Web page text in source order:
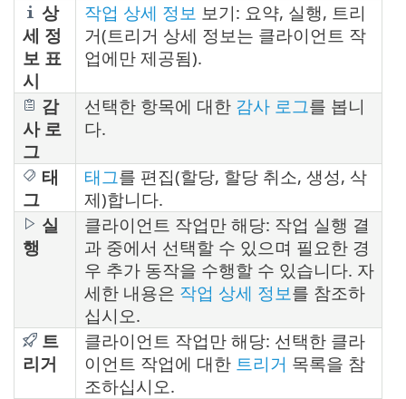
상
세 정
보 표
시
작업 상세 정보 보기: 요약, 실행, 트리
거(트리거 상세 정보는 클라이언트 작
업에만 제공됨).
감
사 로
그
선택한 항목에 대한 감사 로그를 봅니
다.
태
그
태그를 편집(할당, 할당 취소, 생성, 삭
제)합니다.
실
행
클라이언트 작업만 해당: 작업 실행 결
과 중에서 선택할 수 있으며 필요한 경
우 추가 동작을 수행할 수 있습니다. 자
세한 내용은 작업 상세 정보를 참조하
십시오.
트
리거
클라이언트 작업만 해당: 선택한 클라
이언트 작업에 대한 트리거 목록을 참
조하십시오.